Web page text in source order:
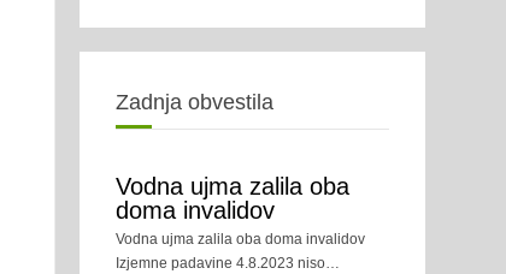
Zadnja obvestila
Vodna ujma zalila oba
doma invalidov
Vodna ujma zalila oba doma invalidov
Izjemne padavine 4.8.2023 niso…